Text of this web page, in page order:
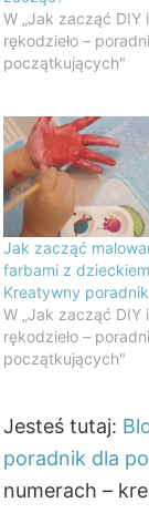
W „Jak zacząć DIY i
rękodzieło –
początkujących"
Jak zacząć
farbami z
Kreatywny poradnik
W „Jak zacząć DIY i
rękodzieło –
początkujących"
Jesteś tutaj:
poradnik dla
numerach –